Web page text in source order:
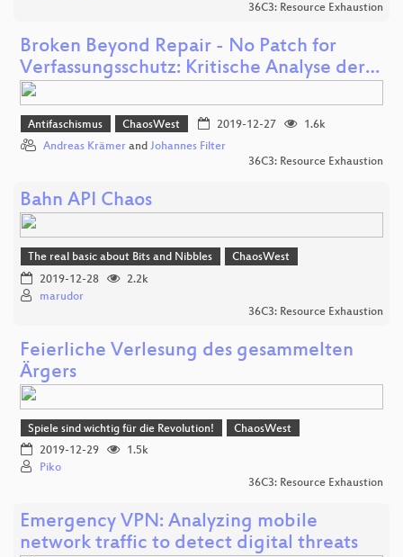
36C3: Resource Exhaustion
Broken Beyond Repair - No Patch for
Verfassungsschutz: Kritische Analyse der…
Antifaschismus ChaosWest 2019-12-27
1.6k
Andreas Krämer and Johannes Filter
36C3: Resource Exhaustion
Bahn API Chaos
The real basic about Bits and Nibbles
ChaosWest
2019-12-28
2.2k
marudor
36C3: Resource Exhaustion
Feierliche Verlesung des gesammelten
Ärgers
Spiele sind wichtig für die Revolution!
ChaosWest
2019-12-29
1.5k
Piko
36C3: Resource Exhaustion
Emergency VPN: Analyzing mobile
network traffic to detect digital threats